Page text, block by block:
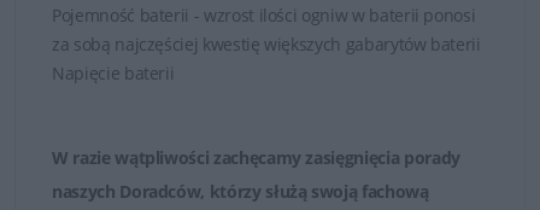
Pojemność baterii - wzrost ilości ogniw w baterii ponosi
za sobą najczęściej kwestię większych gabarytów baterii
Napięcie baterii
W razie wątpliwości zachęcamy zasięgnięcia porady
naszych Doradców, którzy służą swoją fachową